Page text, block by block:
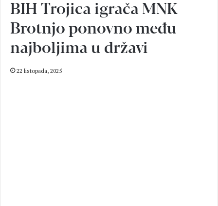
BIH Trojica igrača MNK
Brotnjo ponovno među
najboljima u državi
22 listopada, 2025